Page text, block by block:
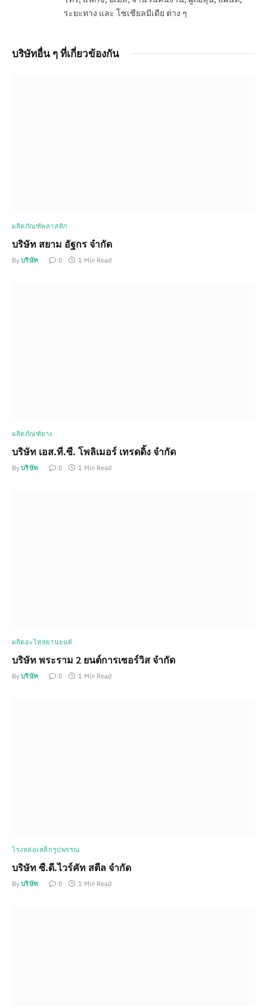
ระยะทาง และ โซเชียลมีเดีย ต่าง ๆ
บริษัทอื่น ๆ ที่เกี่ยวข้องกัน
ผลิตภัณฑ์พลาสติก
บริษัท สยาม อัฐกร จำกัด
By บริษัท 0 1 Min Read
ผลิตภัณฑ์ยาง
บริษัท เอส.ที.ซี. โพลิเมอร์ เทรดดิ้ง จำกัด
By บริษัท 0 1 Min Read
ผลิตอะไหล่ยานยนต์
บริษัท พระราม 2 ยนต์การเซอร์วิส จำกัด
By บริษัท 0 1 Min Read
โรงหล่อเหล็กรูปพรรณ
บริษัท ซี.ดี.ไวร์คัท สตีล จำกัด
By บริษัท 0 1 Min Read